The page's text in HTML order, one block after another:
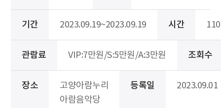
기간 2023.09.19~2023.09.19 시간
관람료 VIP:7만원/S:5만원/A:3만원 조회수
장소
고양아람누리
아람음악당
등록일 2023.09.01